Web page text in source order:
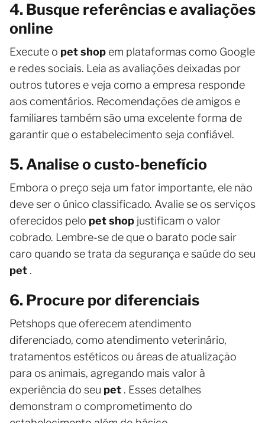
4. Busque referências e avaliações
online
Execute o pet shop em plataformas como Google
e redes sociais. Leia as avaliações deixadas por
outros tutores e veja como a empresa responde
aos comentários. Recomendações de amigos e
familiares também são uma excelente forma de
garantir que o estabelecimento seja confiável.
5. Analise o custo-benefício
Embora o preço seja um fator importante, ele não
deve ser o único classificado. Avalie se os serviços
oferecidos pelo pet shop justificam o valor
cobrado. Lembre-se de que o barato pode sair
caro quando se trata da segurança e saúde do seu
pet .
6. Procure por diferenciais
Petshops que oferecem atendimento
diferenciado, como atendimento veterinário,
tratamentos estéticos ou áreas de atualização
para os animais, agregando mais valor à
experiência do seu pet . Esses detalhes
demonstram o comprometimento do